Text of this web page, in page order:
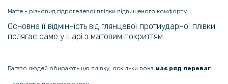
299 грн
Шкіряний чохол - накладка X&E для OnePlus Ace 2 / 11R з
металевою вставкою
237 грн
Matte - різновид гідрогелевої плівки підвищеного комфорту.
Основна її відмінність від глянцевої протиударної плівки
полягає саме у шарі з матовим покриттям.
Багато людей обирають цю плівку, оскільки вона має ряд переваг: